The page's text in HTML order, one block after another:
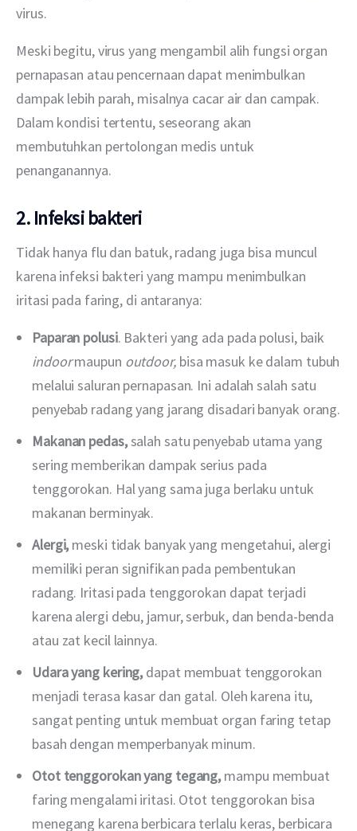
virus.
Meski begitu, virus yang mengambil alih fungsi organ
pernapasan atau pencernaan dapat menimbulkan
dampak lebih parah, misalnya cacar air dan campak.
Dalam kondisi tertentu, seseorang akan
membutuhkan pertolongan medis untuk
penanganannya.
2. Infeksi bakteri
Tidak hanya flu dan batuk, radang juga bisa muncul
karena infeksi bakteri yang mampu menimbulkan
iritasi pada faring, di antaranya:
Paparan polusi. Bakteri yang ada pada polusi, baik
indoormaupun outdoor, bisa masuk ke dalam tubuh
melalui saluran pernapasan. Ini adalah salah satu
penyebab radang yang jarang disadari banyak orang.
Makanan pedas,salah satu penyebab utama yang
sering memberikan dampak serius pada
tenggorokan. Hal yang sama juga berlaku untuk
makanan berminyak.
Alergi,meski tidak banyak yang mengetahui, alergi
memiliki peran signifikan pada pembentukan
radang. Iritasi pada tenggorokan dapat terjadi
karena alergi debu, jamur, serbuk, dan benda-benda
atau zat kecil lainnya.
Udara yang kering,dapat membuat tenggorokan
menjadi terasa kasar dan gatal. Oleh karena itu,
sangat penting untuk membuat organ faring tetap
basah dengan memperbanyak minum.
Otot tenggorokan yang tegang,mampu membuat
faring mengalami iritasi. Otot tenggorokan bisa
menegang karena berbicara terlalu keras, berbicara